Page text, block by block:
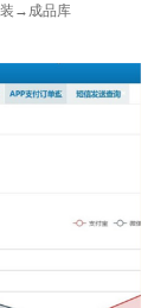
→成品库